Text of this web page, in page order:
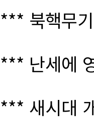
*** 북핵무
*** 난세에
*** 새시대